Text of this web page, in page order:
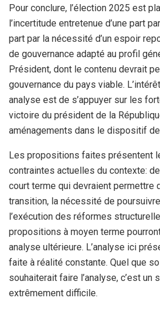
Pour conclure, l’élection 2025 est
l’incertitude entretenue d’une part
part par la nécessité d’un espoir
de gouvernance adapté au profil
Président, dont le contenu devrait
gouvernance du pays viable.
analyse est de s’appuyer sur les
victoire du président de la
aménagements dans le dispositif
Les propositions faites présentent
contraintes actuelles du contexte:
court terme qui devraient permettre
transition, la nécessité de
l’exécution des réformes
propositions à moyen terme pourront
analyse ultérieure. L’analyse ici
faite à réalité constante. Quel que
souhaiterait faire l’analyse, c’est un
extrêmement difficile.